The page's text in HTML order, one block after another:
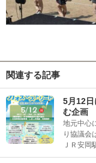
関連する記事
5月12
む企画
地元中心
り協議会
ＪＲ安岡